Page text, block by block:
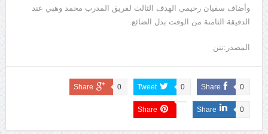
وأضاف سفيان رحيمي الهدف الثالث لفريق المدرب محمد وهبي عند
الدقيقة الثامنة من الوقت بدل الضائع.
المصدر:ننن
Share 0
Tweet 0
Share 0
Share 0
Share